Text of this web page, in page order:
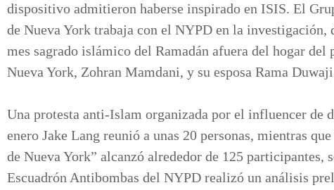
dispositivo admitieron haberse inspirado en ISIS. El
de Nueva York trabaja con el NYPD en la
mes sagrado islámico del Ramadán afuera del hogar
Nueva York, Zohran Mamdani, y su esposa Rama
Una protesta anti-Islam organizada por el influencer de
enero Jake Lang reunió a unas 20 personas, mientras
de Nueva York” alcanzó alrededor de 125 participantes,
Escuadrón Antibombas del NYPD realizó un análisis